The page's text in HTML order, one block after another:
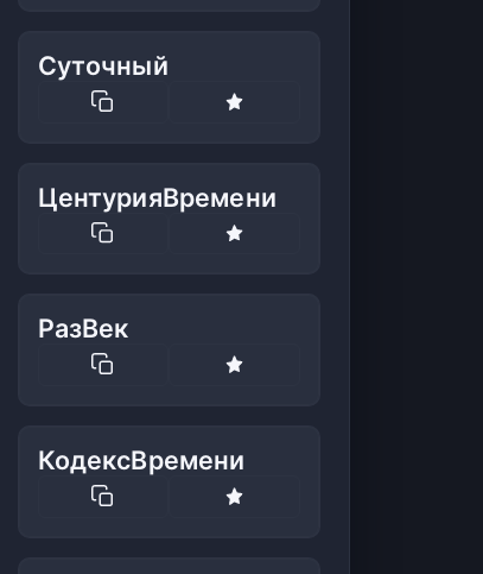
Суточный
ЦентурияВремени
РазВек
КодексВремени